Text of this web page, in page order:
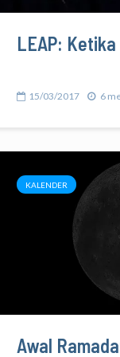
LEAP:
15/03/2017 6
KALENDER
Awal